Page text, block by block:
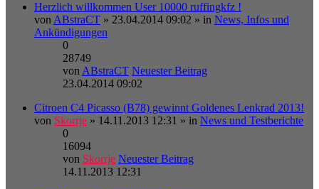
Herzlich willkommen User 10000 ruffingkfz !
vonABstraCT » 23.04.2014 09:02 » in News, Infos und
Ankündigungen
0
28749
vonABstraCT Neuester Beitrag
23.04.2014 09:02
Citroen C4 Picasso (B78) gewinnt Goldenes Lenkrad 2013!
von Skorrje » 14.11.2013 12:31 » in News und Testberichte
0
16094
von Skorrje Neuester Beitrag
14.11.2013 12:31